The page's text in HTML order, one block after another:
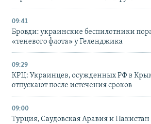
09:41
Бровди: украинские беспилотники
«теневого флота» у Геленджика
09:29
КРЦ: Украинцев, осужденных РФ в
отпускают после истечения сроков
09:00
Турция, Саудовская Аравия и